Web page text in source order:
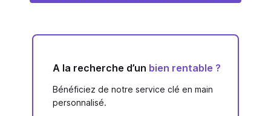
A la recherche d’un bien rentable ?
Bénéficiez de notre service clé en main
personnalisé.